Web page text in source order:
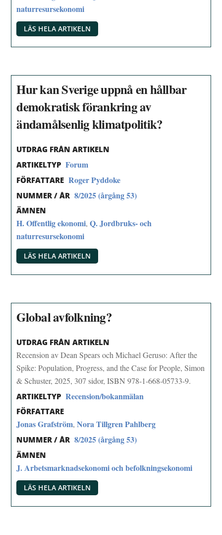
naturresursekonomi
LÄS HELA ARTIKELN
Hur kan Sverige uppnå en hållbar
demokratisk förankring av
ändamålsenlig klimatpolitik?
UTDRAG FRÅN ARTIKELN
ARTIKELTYP Forum
FÖRFATTARE Roger Pyddoke
NUMMER / ÅR 8/2025 (årgång 53)
ÄMNEN
H. Offentlig ekonomi,Q. Jordbruks- och
naturresursekonomi
LÄS HELA ARTIKELN
Global avfolkning?
UTDRAG FRÅN ARTIKELN
Recension av Dean Spears och Michael Geruso: After the
Spike: Population, Progress, and the Case for People, Simon
& Schuster, 2025, 307 sidor, ISBN 978-1-668-05733-9.
ARTIKELTYP Recension/bokanmälan
FÖRFATTARE
Jonas Grafström,Nora Tillgren Pahlberg
NUMMER / ÅR 8/2025 (årgång 53)
ÄMNEN
J. Arbetsmarknadsekonomi och befolkningsekonomi
LÄS HELA ARTIKELN